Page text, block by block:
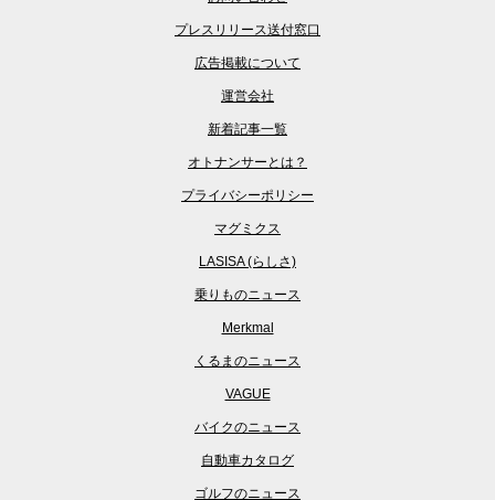
プレスリリース送付窓口
広告掲載について
運営会社
新着記事一覧
オトナンサーとは？
プライバシーポリシー
マグミクス
LASISA (らしさ)
乗りものニュース
Merkmal
くるまのニュース
VAGUE
バイクのニュース
自動車カタログ
ゴルフのニュース